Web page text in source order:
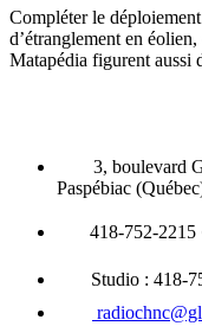
Compléter le
d’étranglement en
Matapédia figurent aussi
3, boulevard
Paspébiac
418-752-2215
Studio : 418-